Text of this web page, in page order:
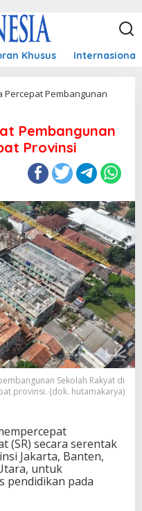
Khusus Internasional
Percepat Pembangunan
Pembangunan
Provinsi
Sekolah Rakyat di
provinsi. (dok. hutamakarya)
(SR) secara serentak
Jakarta, Banten,
untuk
pendidikan pada